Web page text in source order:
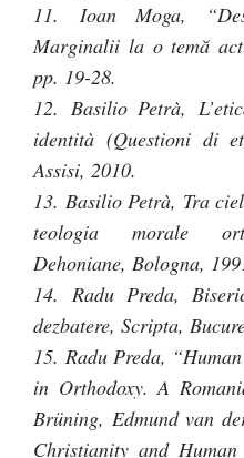
11. Ioan Moga,
Marginalii la o temă
pp. 19-28.
12. Basilio Petrà,
identità (Questioni di
Assisi, 2010.
13. Basilio Petrà, Tra
teologia morale
Dehoniane, Bologna,
14. Radu Preda,
dezbatere, Scripta,
15. Radu Preda,
in Orthodoxy. A
Brüning, Edmund van
Christianity and